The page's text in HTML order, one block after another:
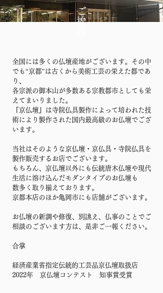
ご挨拶
全国には多くの仏壇産地がございます。その中
でも“京都”は古くから美術工芸の栄えた都であ
り、
各宗派の御本山が多数ある宗教都市としても栄
えてまいりました。
『京仏壇』は寺院仏具製作によって培われた技
術により製作された国内最高級のお仏壇でござ
います。
当社はそのような京仏壇・京仏具・寺院仏具を
製作販売するお店でございます。
もちろん、京仏壇以外にも伝統唐木仏壇や現代
生活に溶け込んだモダンタイプのお仏壇も
数多く取り揃えております。
京都本店のほか亀岡市にも店舗がございます。
お仏壇の新調や修復、別誂え、仏事のことでご
相談のございます方は、是非ご一報ください。
合掌
経済産業省指定伝統的工芸品京仏壇取扱店
2022年 京仏壇コンテスト 知事賞受賞